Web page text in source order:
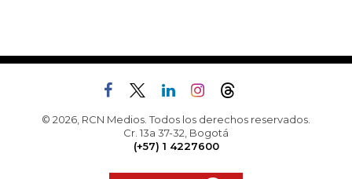
© 2026, RCN Medios. Todos los derechos reservados.
Cr. 13a 37-32, Bogotá
(+57) 1 4227600